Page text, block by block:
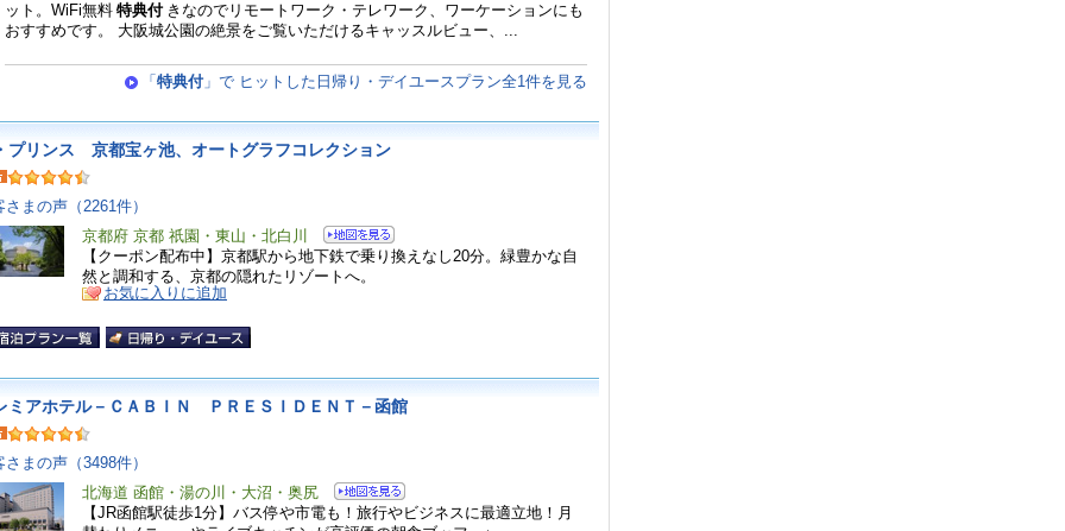
ット。WiFi無料 特典付 きなのでリモートワーク・テレワーク、ワーケーションにも
おすすめです。 大阪城公園の絶景をご覧いただけるキャッスルビュー、...
「 特典付」で ヒットした日帰り・デイユースプラン全1件を見る
プリンス 京都宝ヶ池、オートグラフコレクション
さまの声（2261件）
京都府 京都 祇園・東山・北白川
【クーポン配布中】京都駅から地下鉄で乗り換えなし20分。緑豊かな自
然と調和する、京都の隠れたリゾートへ。
お気に入りに追加
ミアホテル－ＣＡＢＩＮ ＰＲＥＳＩＤＥＮＴ－函館
さまの声（3498件）
北海道 函館・湯の川・大沼・奥尻
【JR函館駅徒歩1分】バス停や市電も！旅行やビジネスに最適立地！月